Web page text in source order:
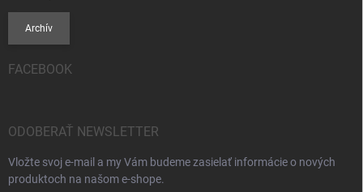
Archív
FACEBOOK
ODOBERAŤ NEWSLETTER
Vložte svoj e-mail a my Vám budeme zasielať informácie o nových
produktoch na našom e-shope.